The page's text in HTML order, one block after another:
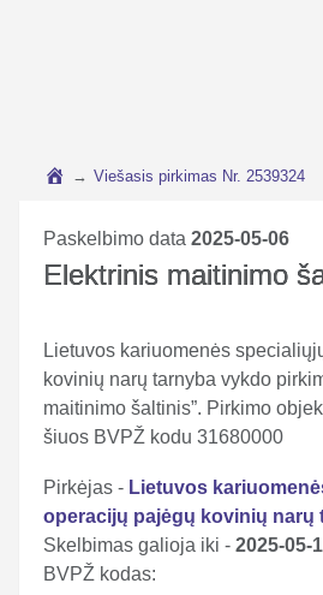
→ Viešasis pirkimas Nr. 2539324
Paskelbimo data 2025-05-06
Elektrinis maitinimo
Lietuvos kariuomenės
kovinių narų tarnyba vykdo
maitinimo šaltinis”. Pirkimo
šiuos BVPŽ kodu 31680000
Pirkėjas - Lietuvos
operacijų pajėgų kovinių narų
Skelbimas galioja iki - 2025-05-
BVPŽ kodas: